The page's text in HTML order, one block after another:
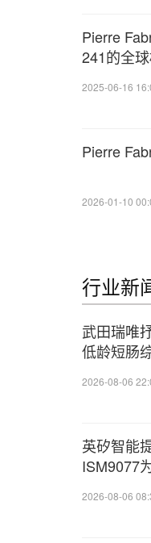
Pierre
241的全
2025-06-16
Pierre
2026-01-10
行业新
武田瑞唯
低龄短肠
2026-08-06
英矽智能
ISM9077
2026-08-06